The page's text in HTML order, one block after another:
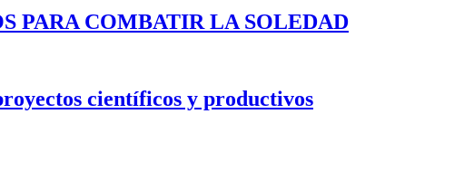
PARA COMBATIR LA SOLEDAD
científicos y productivos